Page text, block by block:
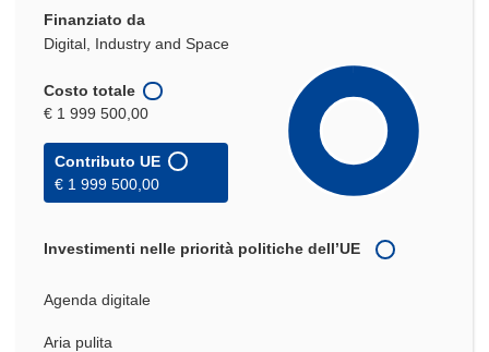
Finanziato da
Digital, Industry and Space
Costo totale
€ 1 999 500,00
Contributo UE
€ 1 999 500,00
Investimenti nelle priorità politiche dell’UE
Agenda digitale
Aria pulita